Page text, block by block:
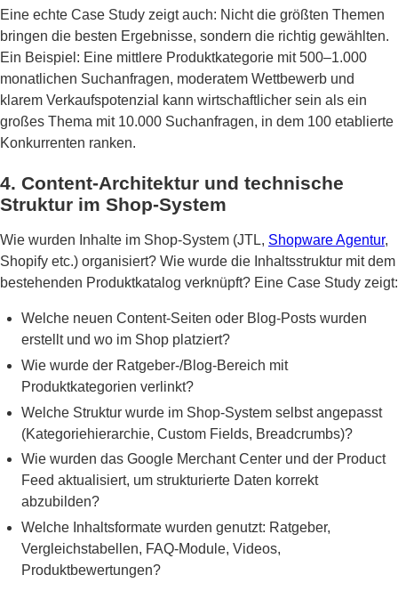
Eine echte Case Study zeigt auch: Nicht die größten Themen
bringen die besten Ergebnisse, sondern die richtig gewählten.
Ein Beispiel: Eine mittlere Produktkategorie mit 500–1.000
monatlichen Suchanfragen, moderatem Wettbewerb und
klarem Verkaufspotenzial kann wirtschaftlicher sein als ein
großes Thema mit 10.000 Suchanfragen, in dem 100 etablierte
Konkurrenten ranken.
4. Content-Architektur und technische
Struktur im Shop-System
Wie wurden Inhalte im Shop-System (JTL, Shopware Agentur,
Shopify etc.) organisiert? Wie wurde die Inhaltsstruktur mit dem
bestehenden Produktkatalog verknüpft? Eine Case Study zeigt:
Welche neuen Content-Seiten oder Blog-Posts wurden
erstellt und wo im Shop platziert?
Wie wurde der Ratgeber-/Blog-Bereich mit
Produktkategorien verlinkt?
Welche Struktur wurde im Shop-System selbst angepasst
(Kategoriehierarchie, Custom Fields, Breadcrumbs)?
Wie wurden das Google Merchant Center und der Product
Feed aktualisiert, um strukturierte Daten korrekt
abzubilden?
Welche Inhaltsformate wurden genutzt: Ratgeber,
Vergleichstabellen, FAQ-Module, Videos,
Produktbewertungen?